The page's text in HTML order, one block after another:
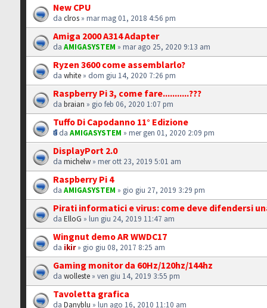
New CPU
daclros » mar mag 01, 2018 4:56 pm
Amiga 2000 A314 Adapter
daAMIGASYSTEM » mar ago 25, 2020 9:13 am
Ryzen 3600 come assemblarlo?
dawhite » dom giu 14, 2020 7:26 pm
Raspberry Pi 3, come fare...........???
dabraian » gio feb 06, 2020 1:07 pm
Tuffo Di Capodanno 11° Edizione
daAMIGASYSTEM » mer gen 01, 2020 2:09 pm
DisplayPort 2.0
damichelw » mer ott 23, 2019 5:01 am
Raspberry Pi 4
daAMIGASYSTEM » gio giu 27, 2019 3:29 pm
Pirati informatici e virus: come deve difendersi
daElloG » lun giu 24, 2019 11:47 am
Wingnut demo AR WWDC17
da ikir» gio giu 08, 2017 8:25 am
Gaming monitor da 60Hz/120hz/144hz
dawolleste » ven giu 14, 2019 3:55 pm
Tavoletta grafica
daDanyblu » lun ago 16, 2010 11:10 am